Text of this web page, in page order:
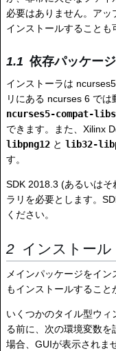
必要はありません。ア
インストールすることも
依存パッケージ
インストーラは
リにある ncurses 6 では
ncurses5-compat-libs
できます。また、Xilinx
libpng12 と lib32-
す。
SDK 2018.3 (あるいは
ラリを必要とします。
ください。
インストール
メインパッケージをイ
もインストールすること
いくつかのタイル型ウ
る前に、次の環境変数
場合、GUIが表示されま